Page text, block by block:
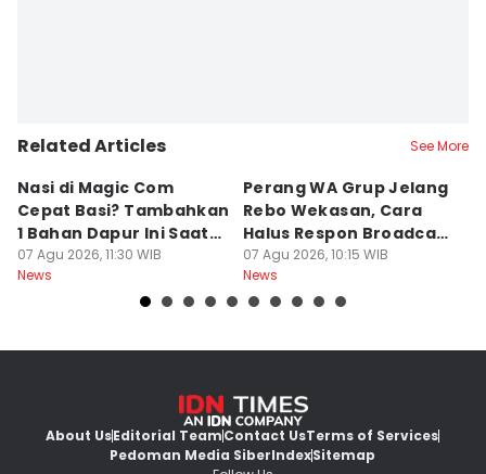
Related Articles See More
Nasi di Magic Com
Cepat Basi? Tambahkan
1 Bahan Dapur Ini Saat
Menanak, Awet 2 Hari
07 Agu 2026, 11:30 WIB
News
Perang WA Grup Jelang
Rebo Wekasan, Cara
Halus Respon Broadcast
Parno
07 Agu 2026, 10:15 WIB
News
About UsEditorial TeamContact UsTerms of Services
Pedoman Media SiberIndexSitemap